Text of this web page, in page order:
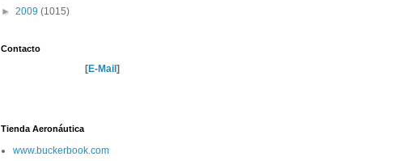
► 2009 (1015)
Contacto
[E-Mail ]
Tienda Aeronáutica
www.buckerbook.com